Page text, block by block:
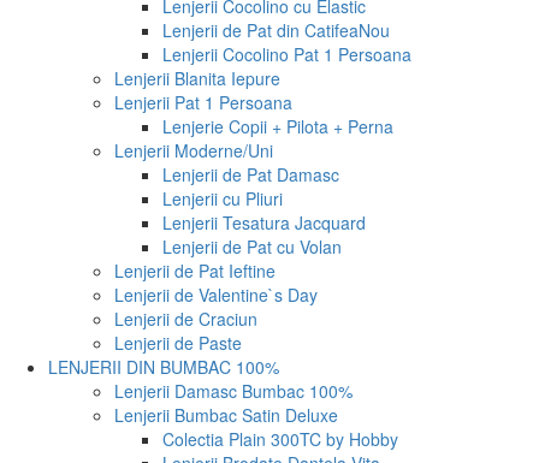
Lenjerii Cocolino cu Elastic
Lenjerii de Pat din CatifeaNou
Lenjerii Cocolino Pat 1 Persoana
Lenjerii Blanita Iepure
Lenjerii Pat 1 Persoana
Lenjerie Copii + Pilota + Perna
Lenjerii Moderne/Uni
Lenjerii de Pat Damasc
Lenjerii cu Pliuri
Lenjerii Tesatura Jacquard
Lenjerii de Pat cu Volan
Lenjerii de Pat Ieftine
Lenjerii de Valentine`s Day
Lenjerii de Craciun
Lenjerii de Paste
LENJERII DIN BUMBAC 100%
Lenjerii Damasc Bumbac 100%
Lenjerii Bumbac Satin Deluxe
Colectia Plain 300TC by Hobby